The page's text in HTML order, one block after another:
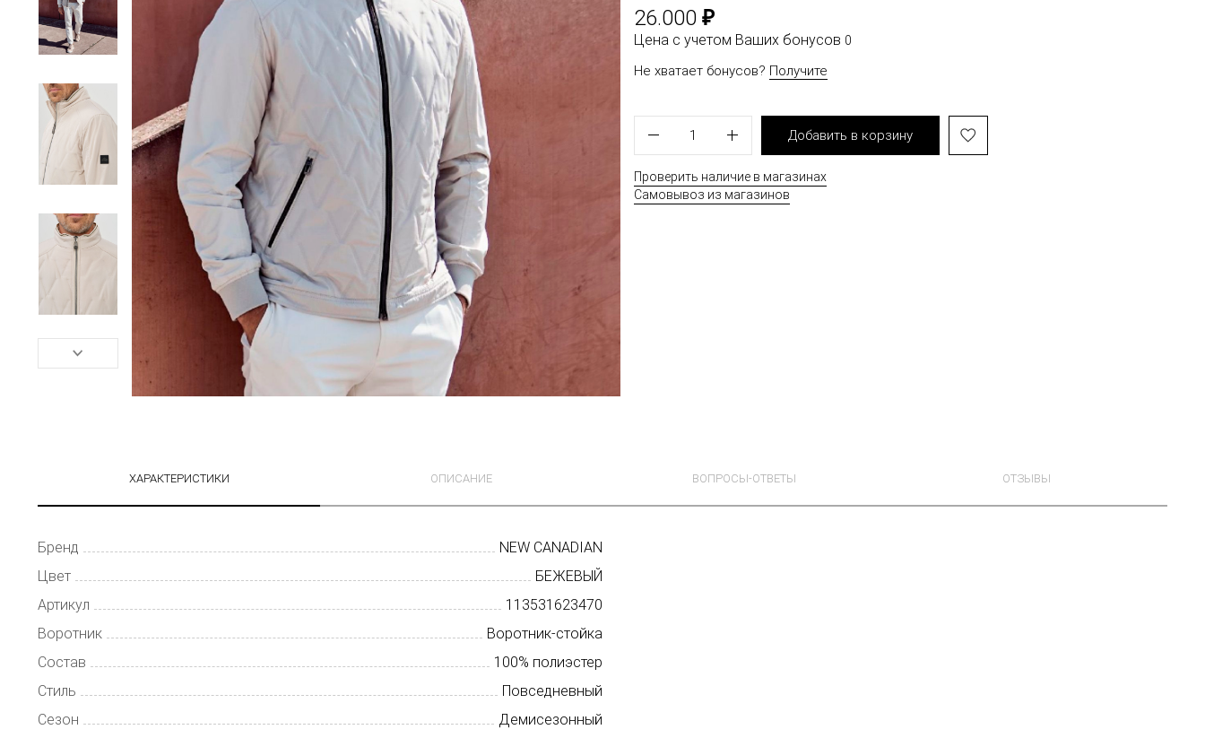
26.000 ₽
Цена с учетом Ваших бонусов 0
Не хватает бонусов? Получите
1 Добавить в корзину
Проверить наличие в магазинах
Самовывоз из магазинов
ХАРАКТЕРИСТИКИ ОПИСАНИЕ ВОПРОСЫ-ОТВЕТЫ ОТЗЫВЫ
Бренд
NEW CANADIAN
Цвет
БЕЖЕВЫЙ
Артикул
113531623470
Воротник
Воротник-стойка
Состав
100% полиэстер
Стиль
Повседневный
Сезон
Демисезонный